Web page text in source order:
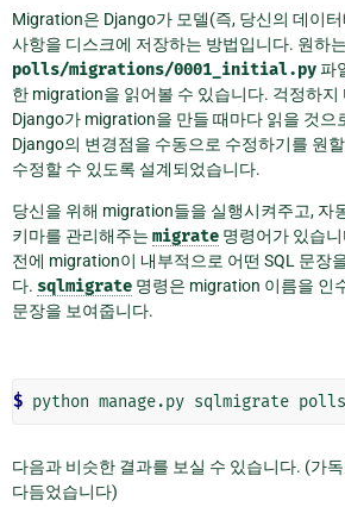
Migration은 Django가 모델(즉, 당신의 데이
사항을 디스크에 저장하는 방법입니다. 원하
polls/migrations/0001_initial.py파
한 migration을 읽어볼 수 있습니다. 걱정하지
Django가 migration을 만들 때마다 읽을 것으
Django의 변경점을 수동으로 수정하기를 원
수정할 수 있도록 설계되었습니다.
당신을 위해 migration들을 실행시켜주고, 자
키마를 관리해주는 migrate 명령어가 있습
전에 migration이 내부적으로 어떤 SQL 문장
다. sqlmigrate 명령은 migration 이름을 인
문장을 보여줍니다.
$ python manage.py sqlmigrate polls
다음과 비슷한 결과를 보실 수 있습니다. (가
다듬었습니다)